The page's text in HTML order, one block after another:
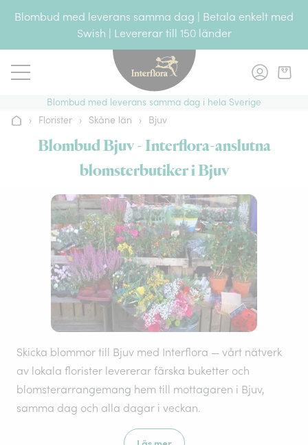
Blombud med leverans samma dag | Betala enkelt med
Swish | Levererar till 150 länder
Blombud med leverans samma dag i hela Sverige
Hem› Florister › Skåne län › Bjuv
Blombud Bjuv - Interflora-anslutna
blomsterbutiker i Bjuv
Skicka blommor till Bjuv med Interflora — vårt nätverk
av lokala florister levererar färska buketter och
blomsterarrangemang hem till mottagaren i Bjuv,
samma dag och alla dagar i veckan.